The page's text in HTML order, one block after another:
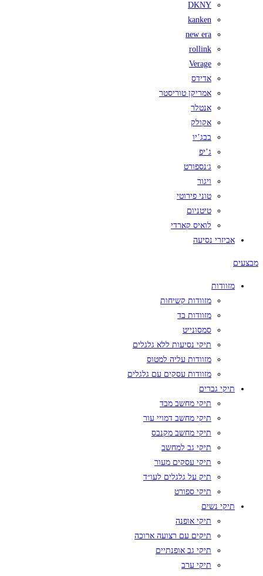
DKNY
kanken
new era
rollink
Verage
אדידס
אמריקן טוריסטר
אנטלר
אקולק
בבג’יו
ג’יפ
ג׳נספורט
ויגור
טוני פירוטי
טיטניום
לואיס קארדי
אביזרי נסיעה
מבצעים
מזוודות
מזוודות קשיחות
מזוודות בד
סמסונייט
תיקי נסיעות ללא גלגלים
מזוודות עליה למטוס
מזוודות עסקים עם גלגלים
תיקי גברים
תיקי מחשב מבד
תיקי מחשב דמויי עור
תיקי מחשב מקנבס
תיקי גב למחשב
תיקי עסקים מעור
תיק על גלגלים לעו״ד
תיקי ספורט
תיקי נשים
תיקי אופנה
תיקים עם רצועה ארוכה
תיקי גב אופנתיים
תיקי ערב